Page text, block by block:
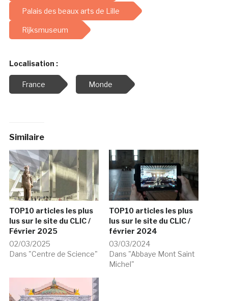
Palais des beaux arts de Lille
Rijksmuseum
Localisation :
France Monde
Similaire
TOP10 articles les plus
lus sur le site du CLIC /
Février 2025
02/03/2025
Dans "Centre de Science"
TOP10 articles les plus
lus sur le site du CLIC /
février 2024
03/03/2024
Dans "Abbaye Mont Saint
Michel"